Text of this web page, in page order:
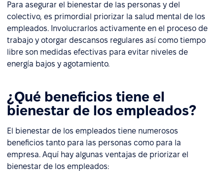
Para asegurar el bienestar de las personas y del
colectivo, es primordial priorizar la salud mental de los
empleados. Involucrarlos activamente en el proceso de
trabajo y otorgar descansos regulares así como tiempo
libre son medidas efectivas para evitar niveles de
energía bajos y agotamiento.
¿Qué beneficios tiene el
bienestar de los empleados?
El bienestar de los empleados tiene numerosos
beneficios tanto para las personas como para la
empresa. Aquí hay algunas ventajas de priorizar el
bienestar de los empleados: